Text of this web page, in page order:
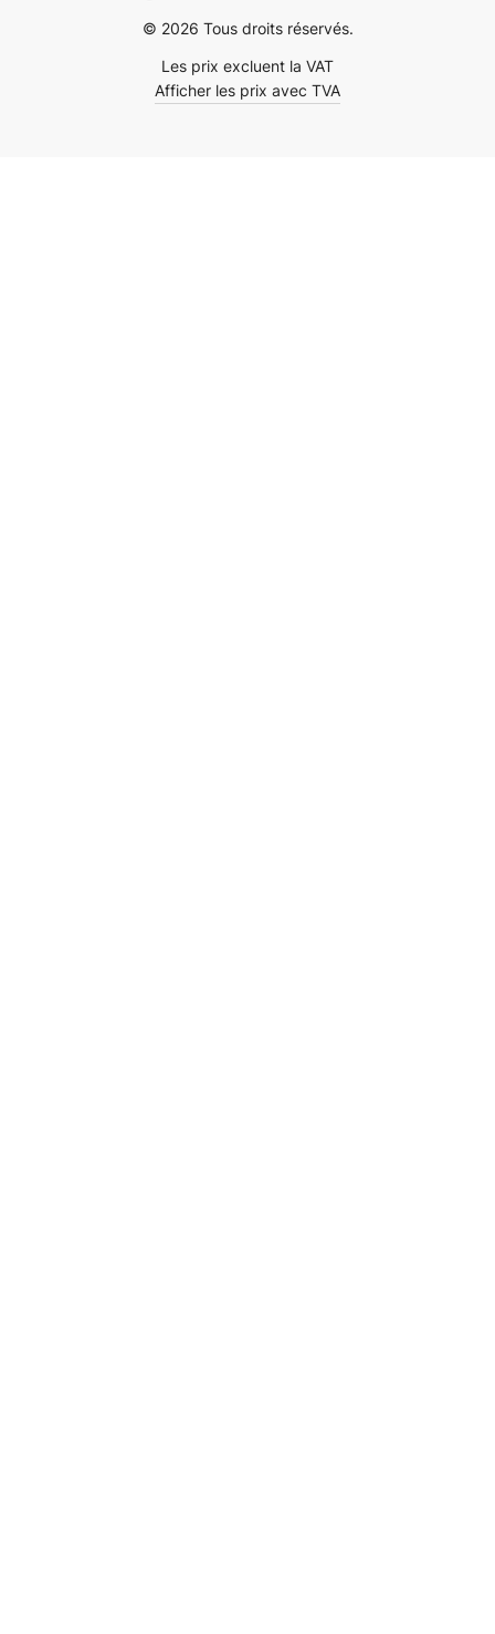
© 2026 Tous droits réservés.
Les prix excluent la VAT
Afficher les prix avec TVA